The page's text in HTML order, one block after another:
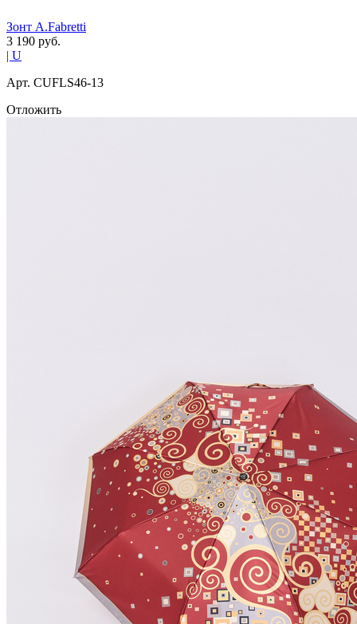
Зонт A.Fabretti
3 190 руб.
| U
Арт. СUFLS46-13
Отложить